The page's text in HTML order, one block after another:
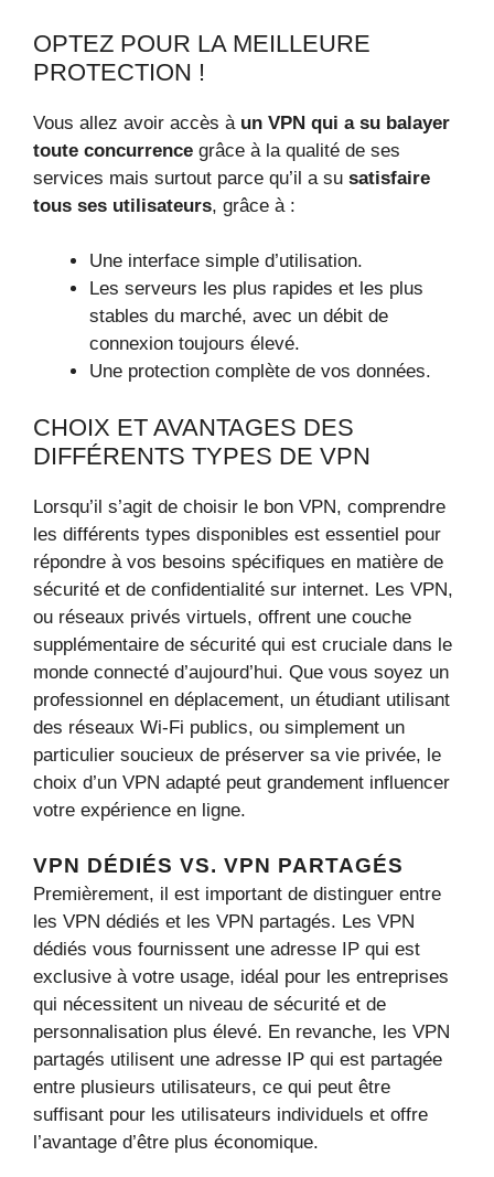
OPTEZ POUR LA MEILLEURE
PROTECTION !
Vous allez avoir accès à un VPN qui a su balayer
toute concurrence grâce à la qualité de ses
services mais surtout parce qu’il a su satisfaire
tous ses utilisateurs, grâce à :
Une interface simple d’utilisation.
Les serveurs les plus rapides et les plus
stables du marché, avec un débit de
connexion toujours élevé.
Une protection complète de vos données.
CHOIX ET AVANTAGES DES
DIFFÉRENTS TYPES DE VPN
Lorsqu’il s’agit de choisir le bon VPN, comprendre
les différents types disponibles est essentiel pour
répondre à vos besoins spécifiques en matière de
sécurité et de confidentialité sur internet. Les VPN,
ou réseaux privés virtuels, offrent une couche
supplémentaire de sécurité qui est cruciale dans le
monde connecté d’aujourd’hui. Que vous soyez un
professionnel en déplacement, un étudiant utilisant
des réseaux Wi-Fi publics, ou simplement un
particulier soucieux de préserver sa vie privée, le
choix d’un VPN adapté peut grandement influencer
votre expérience en ligne.
VPN DÉDIÉS VS. VPN PARTAGÉS
Premièrement, il est important de distinguer entre
les VPN dédiés et les VPN partagés. Les VPN
dédiés vous fournissent une adresse IP qui est
exclusive à votre usage, idéal pour les entreprises
qui nécessitent un niveau de sécurité et de
personnalisation plus élevé. En revanche, les VPN
partagés utilisent une adresse IP qui est partagée
entre plusieurs utilisateurs, ce qui peut être
suffisant pour les utilisateurs individuels et offre
l’avantage d’être plus économique.